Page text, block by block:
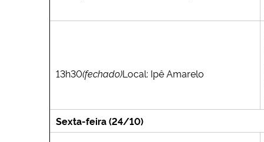
13h30(fechado)Local: Ipê Amarelo
Sexta-feira (24/10)